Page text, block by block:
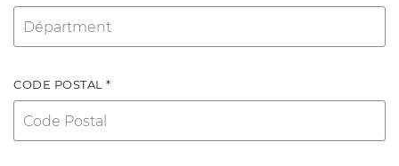
CODE POSTAL *